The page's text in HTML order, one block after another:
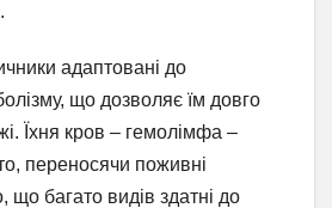
адаптовані до
що дозволяє їм довго
Їхня кров – гемолімфа –
переносячи поживні
що багато видів здатні до